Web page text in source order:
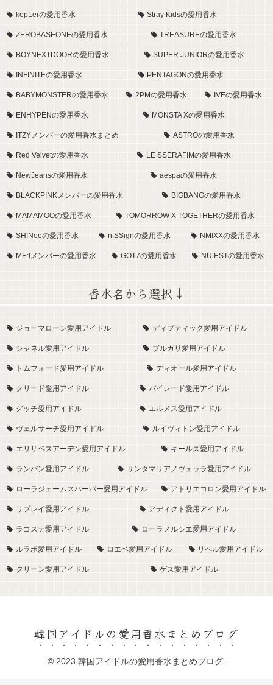
kep1erの愛用香水 Stray Kidsの愛用香水
ZEROBASEONEの愛用香水 TREASUREの愛用香水
BOYNEXTDOORの愛用香水 SUPER JUNIORの愛用香水
INFINITEの愛用香水 PENTAGONの愛用香水
BABYMONSTERの愛用香水 2PMの愛用香水 IVEの愛用香水
ENHYPENの愛用香水 MONSTA Xの愛用香水
ITZYメンバーの愛用香水まとめ ASTROの愛用香水
Red Velvetの愛用香水 LE SSERAFIMの愛用香水
NewJeansの愛用香水 aespaの愛用香水
BLACKPINKメンバーの愛用香水 BIGBANGの愛用香水
MAMAMOOの愛用香水 TOMORROW X TOGETHERの愛用香水
SHINeeの愛用香水 n.SSignの愛用香水 NMIXXの愛用香水
ME:Iメンバーの愛用香水 GOT7の愛用香水 NU’ESTの愛用香水
香水名から選択↓
ジョーマローン愛用アイドル ディプティック愛用アイドル
シャネル愛用アイドル ブルガリ愛用アイドル
トムフォード愛用アイドル ディオール愛用アイドル
クリード愛用アイドル バイレード愛用アイドル
グッチ愛用アイドル エルメス愛用アイドル
ヴェルサーチ愛用アイドル ルイヴィトン愛用アイドル
エリザベスアーデン愛用アイドル キールズ愛用アイドル
ランバン愛用アイドル サンタマリアノヴェッラ愛用アイドル
ローラジェームスハーパー愛用アイドル アトリエコロン愛用アイドル
リプレイ愛用アイドル アディクト愛用アイドル
ラコステ愛用アイドル ローラメルシエ愛用アイドル
ルラボ愛用アイドル ロエベ愛用アイドル リベル愛用アイドル
クリーン愛用アイドル ゲス愛用アイドル
韓国アイドルの愛用香水まとめブログ
© 2023 韓国アイドルの愛用香水まとめブログ.